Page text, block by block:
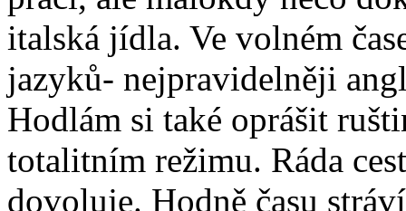
italská jídla. Ve volném
jazyků- nejpravidelněji
Hodlám si také oprášit
totalitním režimu. Ráda
dovoluje. Hodně času